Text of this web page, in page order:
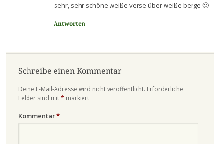
sehr, sehr schöne weiße verse über weiße berge 🙂
Antworten
Schreibe einen Kommentar
Deine E-Mail-Adresse wird nicht veröffentlicht. Erforderliche
Felder sind mit* markiert
Kommentar*